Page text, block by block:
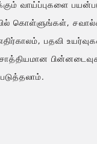
வாய்ப்புகளை
கொள்ளுங்கள்,
பதவி